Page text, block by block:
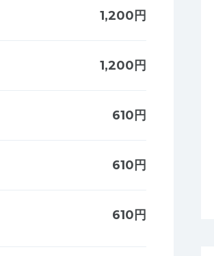
1,200円
1,200円
610円
610円
610円